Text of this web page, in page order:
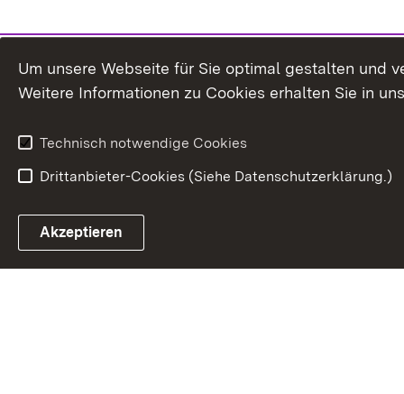
Um unsere Webseite für Sie optimal gestalten und
Weitere Informationen zu Cookies erhalten Sie in
Technisch notwendige Cookies
Drittanbieter-Cookies (Siehe Datenschutzerklärung.)
Akzeptieren